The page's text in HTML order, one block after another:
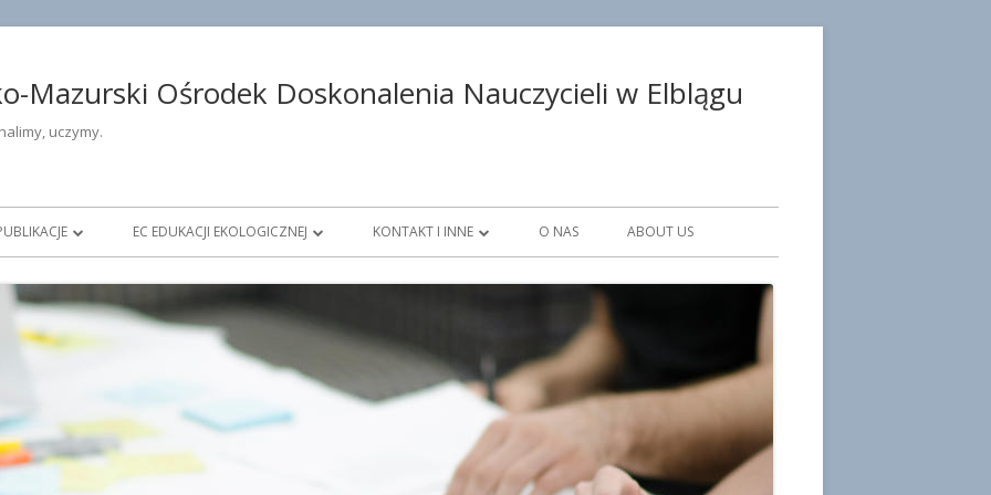
Mazurski Ośrodek Doskonalenia Nauczycieli w Elblągu
uczymy.
DIAGNOSTYKA EDUKACYJNA
EC EDUKACJI EKOLOGICZNEJ
DOFINANSOWANIE PROJEKTÓW
PUBLIKACJE
KONTAKT I INNE
NAUCZYCIELE KONSULTANCI
DORADCY METODYCZNI
PRACOWNICY ADMINISTRACJI I
O NAS ABOUT US